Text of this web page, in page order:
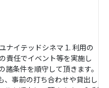
ナイテッドシネマ 1. 利用の
責任でイベント等を実施し
条件を順守して頂きます。
事前の打ち合わせや貸出し